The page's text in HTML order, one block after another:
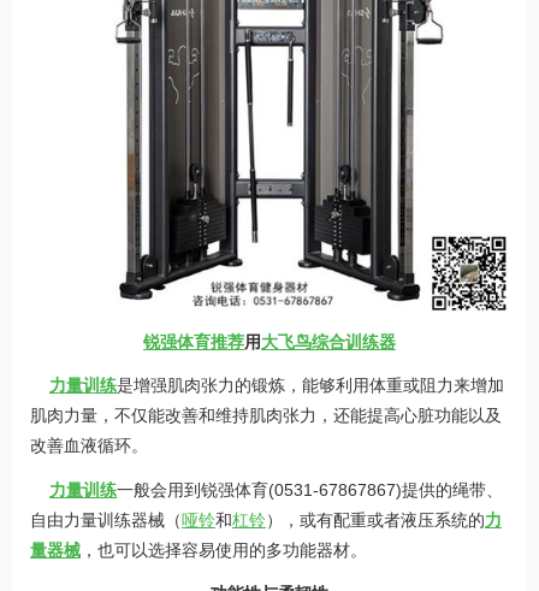
锐强体育推荐用大飞鸟综合训练器
力量训练是增强肌肉张力的锻炼，能够利用体重或阻力来增加
肌肉力量，不仅能改善和维持肌肉张力，还能提高心脏功能以及
改善血液循环。
力量训练一般会用到锐强体育(0531-67867867)提供的绳带、
自由力量训练器械（哑铃和杠铃），或有配重或者液压系统的力
量器械 ，也可以选择容易使用的多功能器材。